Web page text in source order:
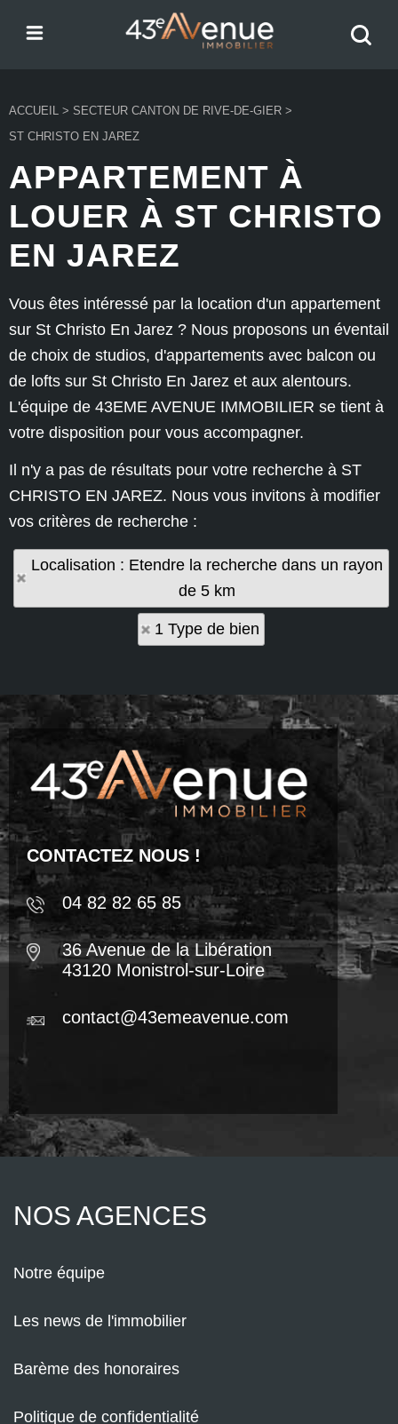
ACCUEIL > SECTEUR CANTON DE RIVE-DE-GIER >
ST CHRISTO EN JAREZ
APPARTEMENT À
LOUER À ST CHRISTO
EN JAREZ
Vous êtes intéressé par la location d'un appartement
sur St Christo En Jarez ? Nous proposons un éventail
de choix de studios, d'appartements avec balcon ou
de lofts sur St Christo En Jarez et aux alentours.
L'équipe de 43EME AVENUE IMMOBILIER se tient à
votre disposition pour vous accompagner.
Il n'y a pas de résultats pour votre recherche à ST
CHRISTO EN JAREZ. Nous vous invitons à modifier
vos critères de recherche :
Localisation : Etendre la recherche dans un rayon
de 5 km
1 Type de bien
CONTACTEZ NOUS !
04 82 82 65 85
36 Avenue de la Libération
43120 Monistrol-sur-Loire
contact@43emeavenue.com
NOS AGENCES
Notre équipe
Les news de l'immobilier
Barème des honoraires
Politique de confidentialité